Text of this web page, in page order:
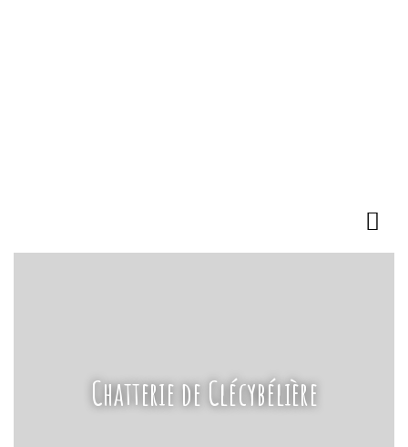
Chatterie de Clécybélière